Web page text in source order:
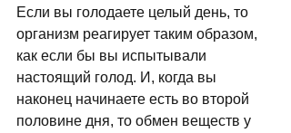
Если вы голодаете целый день, то
организм реагирует таким образом,
как если бы вы испытывали
настоящий голод. И, когда вы
наконец начинаете есть во второй
половине дня, то обмен веществ у